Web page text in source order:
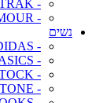
- TRAK
- UNDER ARMOUR
נשים
- ADIDAS
- ASICS
- BIRKENSTOCK
- BLUNDSTONE